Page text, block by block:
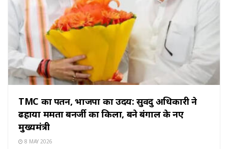
TMC का पतन, भाजपा का उदय: सुवेंदु अधिकारी ने
ढहाया ममता बनर्जी का किला, बने बंगाल के नए
मुख्यमंत्री
8 MAY 2026